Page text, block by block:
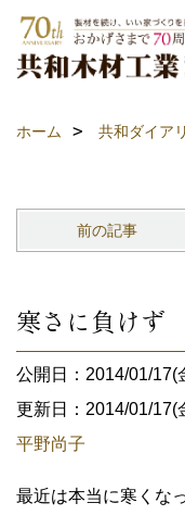
ホーム 共和ダイア
前の記事
寒さに負けず
公開日：2014/01/17(
更新日：2014/01/17(
平野尚子
最近は本当に寒くな